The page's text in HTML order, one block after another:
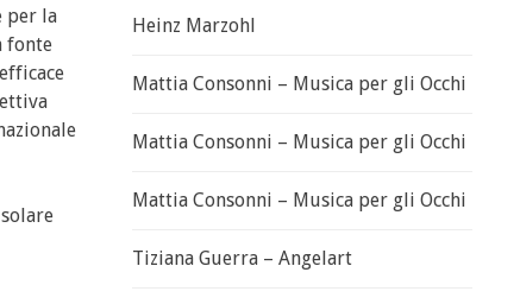
per la
fonte
Heinz Marzohl
Mattia Consonni – Musica per gli Occhi
Mattia Consonni – Musica per gli Occhi
Mattia Consonni – Musica per gli Occhi
Tiziana Guerra – Angelart